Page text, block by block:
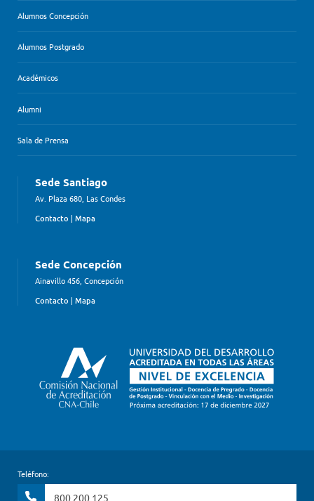
Alumnos Concepción
Alumnos Postgrado
Académicos
Alumni
Sala de Prensa
Sede Santiago
Av. Plaza 680, Las Condes
Contacto | Mapa
Sede Concepción
Ainavillo 456, Concepción
Contacto | Mapa
Teléfono:
800 200 125